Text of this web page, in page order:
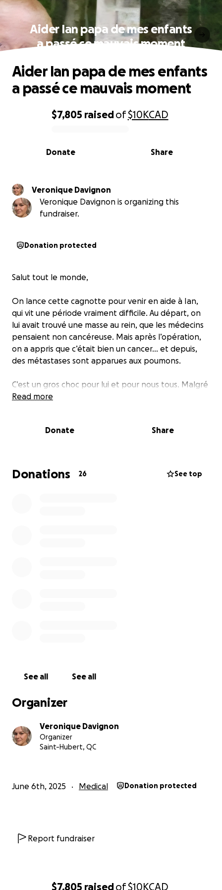
$7,805 raisedof$10KCAD
Aider Ian papa de mes enfants
a passé ce mauvais moment
0% complete
$7,805 raisedof$10KCAD
Share
Donate
Aider Ian papa de mes enfants
a passé ce mauvais moment
Veronique Davignon
Veronique Davignon is organizing this
fundraiser.
Donation protected
Salut tout le monde,
On lance cette cagnotte pour venir en aide à Ian,
qui vit une période vraiment difficile. Au départ, on
lui avait trouvé une masse au rein, que les médecins
pensaient non cancéreuse. Mais après l’opération,
on a appris que c’était bien un cancer... et depuis,
des métastases sont apparues aux poumons.
C’est un gros choc pour lui et pour nous tous. Malgré
ça, il reste fort, il se bat, mais il a besoin de soutien.
faire beaucoup, aussi bien moralement que
On s’est donné comme objectif de ramasser 20 000
$ pour l’aider à traverser cette épreuve sans avoir à
Read more
Donate Share
Donations 26 See top
See all See all
Organizer
Veronique Davignon
Organizer
Saint-Hubert, QC
June 6th, 2025 Medical Donation protected
Report fundraiser